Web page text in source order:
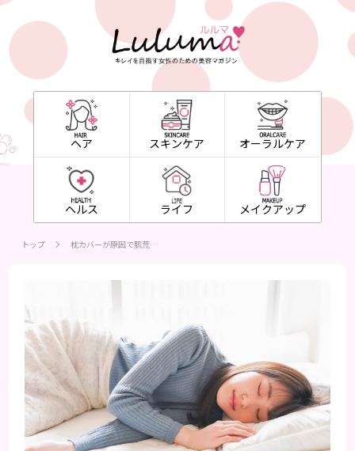
ヘア スキンケア オーラルケア
ヘルス ライフ メイクアップ
トップ 枕カバーが原因で肌荒…